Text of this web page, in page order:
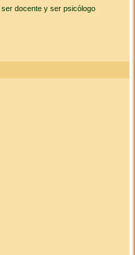
docente y ser psicólogo